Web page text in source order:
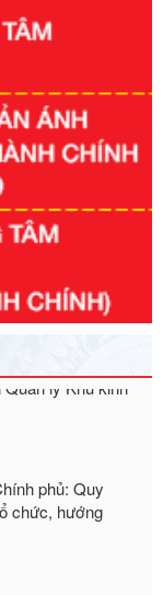
phủ: Quy
2026 - 2030
thủ tục hành
lĩnh vực hỗ trợ
thuộc thẩm
lý Khu kinh
phủ: Quy
chức, hướng
phủ: Quy
chức, hướng